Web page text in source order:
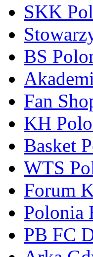
SKK
BS
Fan
KH
Basket
WTS
Forum
Polonia
PB FC